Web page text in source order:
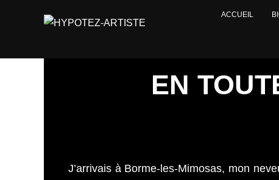
ACCUEIL
EN
J’arrivais à Borme-les-Mimosas, mon